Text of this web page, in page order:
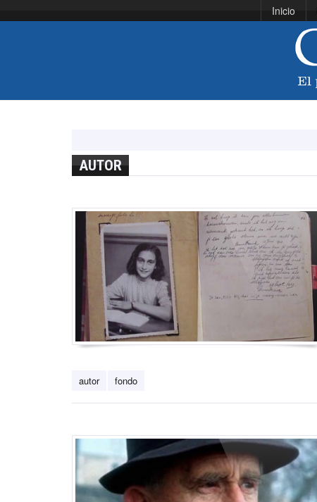
Inicio
AUTOR
autor fondo